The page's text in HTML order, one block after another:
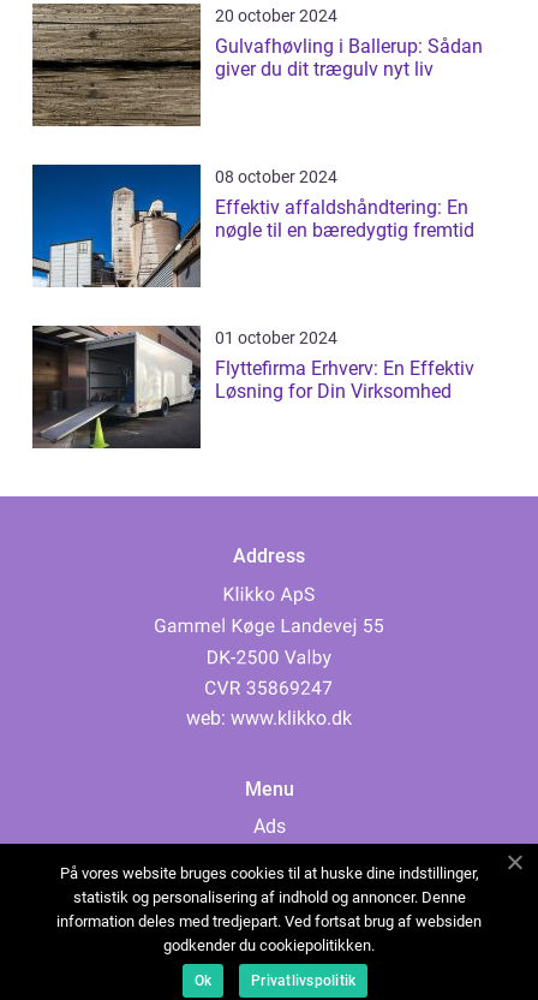
20 october 2024
Gulvafhøvling i Ballerup: Sådan
giver du dit trægulv nyt liv
08 october 2024
Effektiv affaldshåndtering: En
nøgle til en bæredygtig fremtid
01 october 2024
Flyttefirma Erhverv: En Effektiv
Løsning for Din Virksomhed
Address
web: www.klikko.dk
Menu
Ads
Cookies
Contact
Sitemap
På vores website bruges cookies til at huske dine indstillinger,
statistik og personalisering af indhold og annoncer. Denne
information deles med tredjepart. Ved fortsat brug af websiden
godkender du cookiepolitikken.
Ok Privatlivspolitik